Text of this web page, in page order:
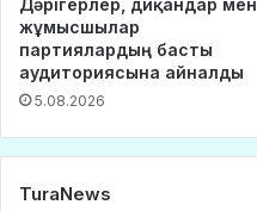
Дәрігерлер, диқандар мен
жұмысшылар
партиялардың басты
аудиториясына айналды
5.08.2026
TuraNews